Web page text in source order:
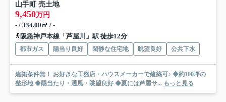
山手町 売土地
9,450万円
- / 334.00㎡ / -
阪急神戸本線「芦屋川」駅 徒歩12分
都市ガス 陽当り良好 閑静な住宅地 眺望良好 公共下水
建築条件無！ お好きな工務店・ハウスメーカーで建築可♪ ◆約100坪の
整形地 ◆陽当たり・通風・眺望良好 ◆夏には芦屋サ... もっと見る